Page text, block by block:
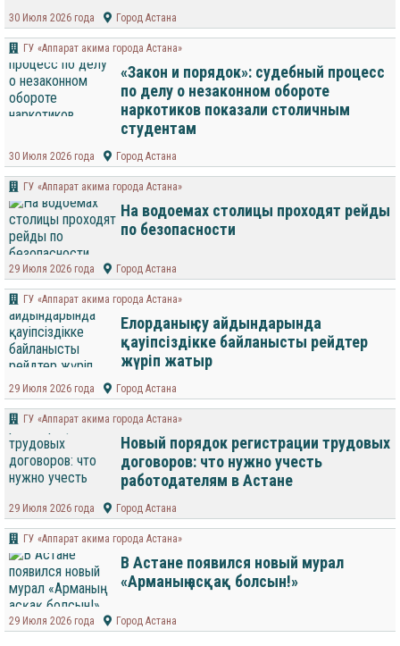
30 Июля 2026 года Город Астана
ГУ «Аппарат акима города Астана»
«Закон и порядок»: судебный процесс
по делу о незаконном обороте
наркотиков показали столичным
студентам
30 Июля 2026 года Город Астана
ГУ «Аппарат акима города Астана»
На водоемах столицы проходят рейды
по безопасности
29 Июля 2026 года Город Астана
ГУ «Аппарат акима города Астана»
Елорданың су айдындарында
қауіпсіздікке байланысты рейдтер
жүріп жатыр
29 Июля 2026 года Город Астана
ГУ «Аппарат акима города Астана»
Новый порядок регистрации трудовых
договоров: что нужно учесть
работодателям в Астане
29 Июля 2026 года Город Астана
ГУ «Аппарат акима города Астана»
В Астане появился новый мурал
«Арманың асқақ болсын!»
29 Июля 2026 года Город Астана